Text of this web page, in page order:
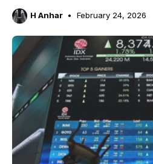
H Anhar February 24, 2026